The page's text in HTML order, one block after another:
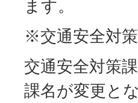
ます。
※交通安全対
交通安全対策
課名が変更と